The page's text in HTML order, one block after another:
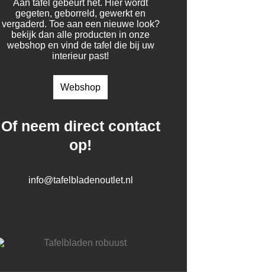
Aan tafel gebeurt het. Hier wordt
gegeten, geborreld, gewerkt en
vergaderd. Toe aan een nieuwe look?
bekijk dan alle producten in onze
webshop en vind de tafel die bij uw
interieur past!
Webshop
Of neem direct contact
op!
info@tafelbladenoutlet.nl